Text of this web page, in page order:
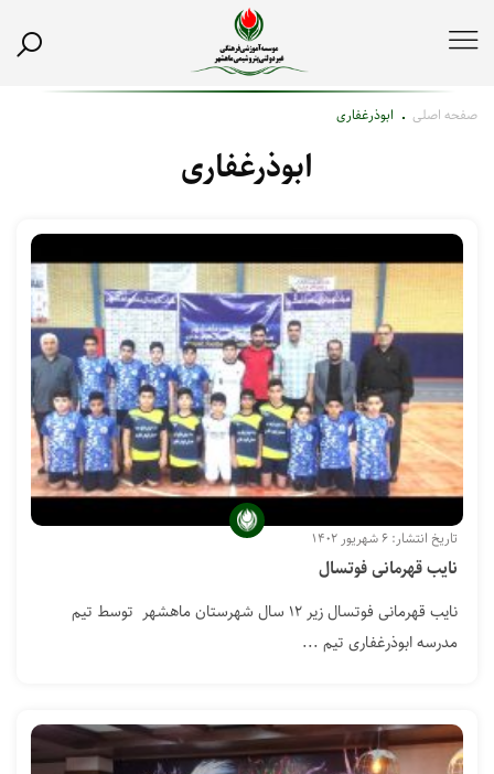
صفحه اصلی ابوذرغفاری
ابوذرغفاری
تاریخ انتشار: ۶ شهریور ۱۴۰۲
نایب قهرمانی فوتسال
نایب قهرمانی فوتسال زیر ۱۲ سال شهرستان ماهشهر توسط تیم
مدرسه ابوذرغفاری تیم ...